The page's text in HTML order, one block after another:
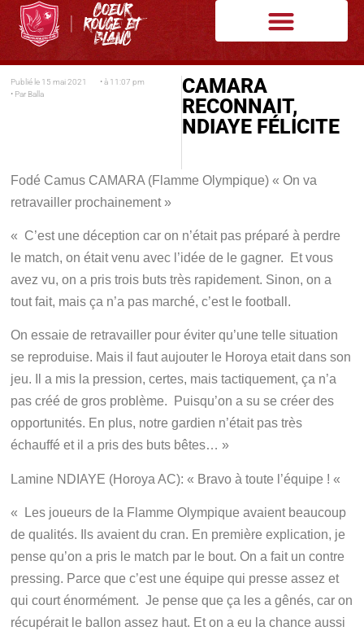
Publié le 15 mai 2021 • à 11:07 pm
• Par Balla
CAMARA
RECONNAIT,
NDIAYE FÉLICITE
Fodé Camus CAMARA (Flamme Olympique) « On va
retravailler prochainement »
« C’est une déception car on n’était pas préparé à perdre
le match, on était venu avec l’idée de le gagner. Et vous
avez vu, on a pris trois buts très rapidement. Sinon, on a
tout fait, mais ça n’a pas marché, c’est le football.
On essaie de retravailler pour éviter qu’une telle situation
se reproduise. Mais il faut aujouter le Horoya etait dans son
jeu. Il a mis la pression, certes, mais tactiquement, ça n’a
pas créé de gros problème. Puisqu’on a su se créer des
opportunités. En plus, notre gardien n’était pas très
échauffé et il a pris des buts bêtes… »
Lamine NDIAYE (Horoya AC): « Bravo à toute l’équipe ! «
« Les joueurs de la Flamme Olympique avaient beaucoup
de qualités. Ils avaient du cran. En première explication, je
pense qu’on a pris le match par le bout. On a fait un contre
pressing. Parce que c’est une équipe qui presse assez et
qui court énormément. Je pense que ça les a gênés, car on
récupérait le ballon assez haut. Et on a eu la chance aussi